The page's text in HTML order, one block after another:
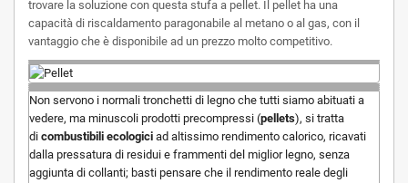
trovare la soluzione con questa stufa a pellet. Il pellet ha una
capacità di riscaldamento paragonabile al metano o al gas, con il
vantaggio che è disponibile ad un prezzo molto competitivo.
Non servono i normali tronchetti di legno che tutti siamo abituati a
vedere, ma minuscoli prodotti precompressi (pellets), si tratta
di combustibili ecologici ad altissimo rendimento calorico, ricavati
dalla pressatura di residui e frammenti del miglior legno, senza
aggiunta di collanti; basti pensare che il rendimento reale degli